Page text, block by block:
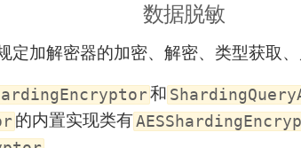
数据脱敏
定加解密器的加密、解密、类型获取、
和
的内置实现类有